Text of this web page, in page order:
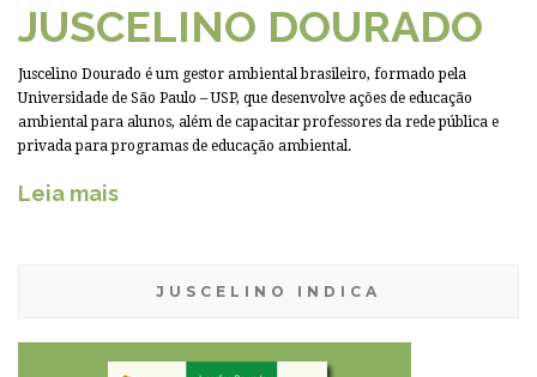
JUSCELINO DOURADO
Juscelino Dourado é um gestor ambiental brasileiro, formado pela
Universidade de São Paulo – USP, que desenvolve ações de educação
ambiental para alunos, além de capacitar professores da rede pública e
privada para programas de educação ambiental.
Leia mais
JUSCELINO INDICA